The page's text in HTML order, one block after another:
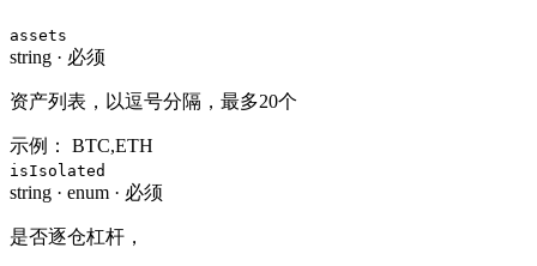
assets
string · 必须
资产列表，以逗号分隔，最多20个
示例： BTC,ETH
isIsolated
string · enum · 必须
是否逐仓杠杆，